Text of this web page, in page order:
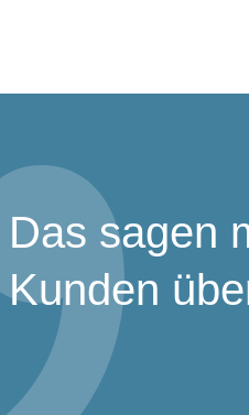
Das sagen
Kunden